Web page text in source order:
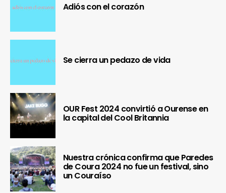
Adiós con el corazón
Se cierra un pedazo de vida
OUR Fest 2024 convirtió a Ourense en
la capital del Cool Britannia
Nuestra crónica confirma que Paredes
de Coura 2024 no fue un festival, sino
un Couraíso